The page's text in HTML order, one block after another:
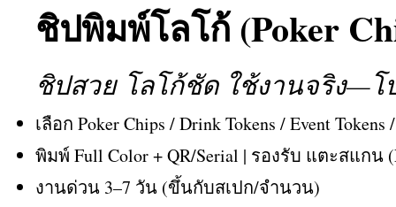
ชิปพิมพ์โลโก้ (Poker
ชิปสวย โลโก้ชัด ใช้งานจริง—
เลือก Poker Chips / Drink Tokens / Event Tokens
พิมพ์ Full Color + QR/Serial | รองรับ แตะสแกน
งานด่วน 3–7 วัน (ขึ้นกับสเปก/จำนวน)